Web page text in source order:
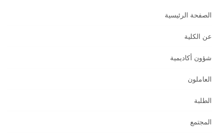
الصفحة الرئيسية
عن الكلية
شؤون أكاديمية
العاملون
الطلبة
المجتمع